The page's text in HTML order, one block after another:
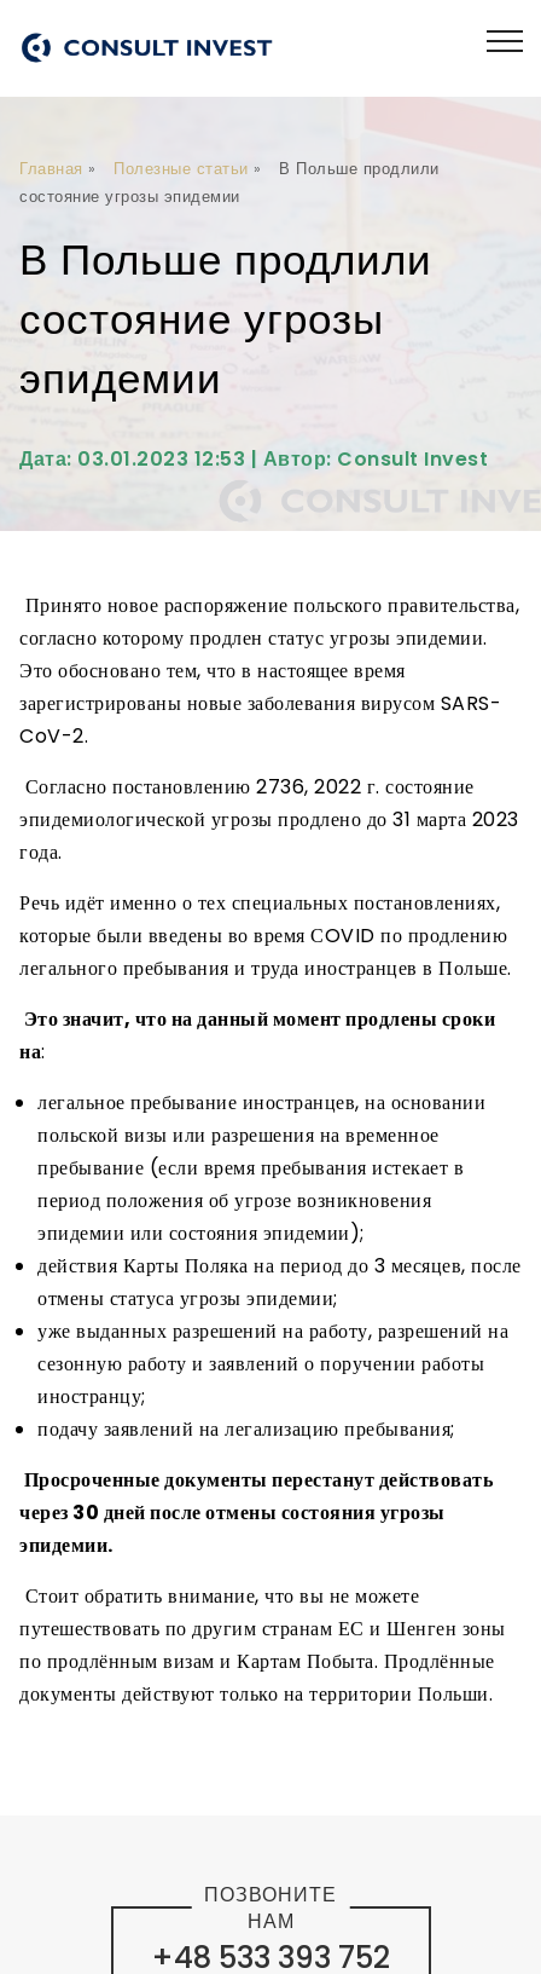
Главная » Полезные статьи »
В Польше продлили
состояние угрозы эпидемии
В Польше продлили
состояние угрозы
эпидемии
Дата: 03.01.2023 12:53 | Автор: Consult Invest
Принято новое распоряжение польского правительства,
согласно которому продлен статус угрозы эпидемии.
Это обосновано тем, что в настоящее время
зарегистрированы новые заболевания вирусом SARS-
CoV-2.
Согласно постановлению 2736, 2022 г. состояние
эпидемиологической угрозы продлено до 31 марта 2023
года.
Речь идёт именно о тех специальных постановлениях,
которые были введены во время СOVID по продлению
легального пребывания и труда иностранцев в Польше.
Это значит, что на данный момент продлены сроки
на:
легальное пребывание иностранцев, на основании
польской визы или разрешения на временное
пребывание (если время пребывания истекает в
период положения об угрозе возникновения
эпидемии или состояния эпидемии);
действия Карты Поляка на период до 3 месяцев, после
отмены статуса угрозы эпидемии;
уже выданных разрешений на работу, разрешений на
сезонную работу и заявлений о поручении работы
иностранцу;
подачу заявлений на легализацию пребывания;
Просроченные документы перестанут действовать
через 30 дней после отмены состояния угрозы
эпидемии.
Стоит обратить внимание, что вы не можете
путешествовать по другим странам ЕС и Шенген зоны
по продлённым визам и Картам Побыта. Продлённые
документы действуют только на территории Польши.
+48 533 393 752
ПОЗВОНИТЕ
НАМ